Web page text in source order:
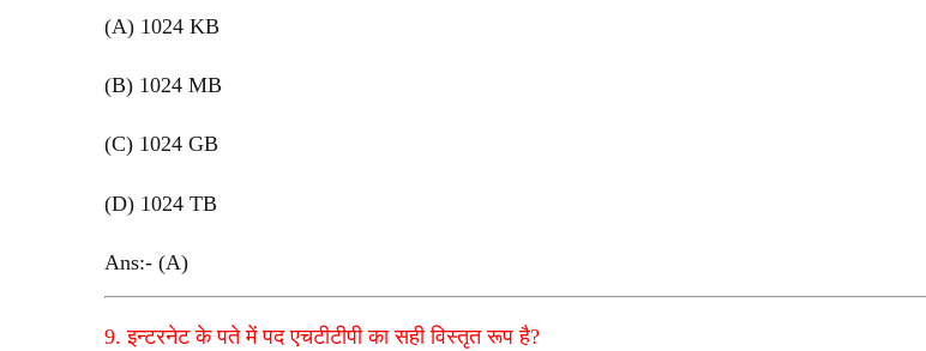
(A) 1024 KB
(B) 1024 MB
(C) 1024 GB
(D) 1024 TB
Ans:- (A)
9. इन्टरनेट के पते में पद एचटीटीपी का सही विस्तृत रूप है?